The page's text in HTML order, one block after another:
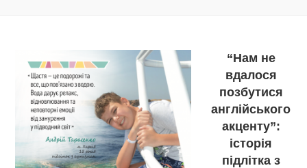
“Нам не
вдалося
позбутися
англійського
акценту”:
історія
підлітка з